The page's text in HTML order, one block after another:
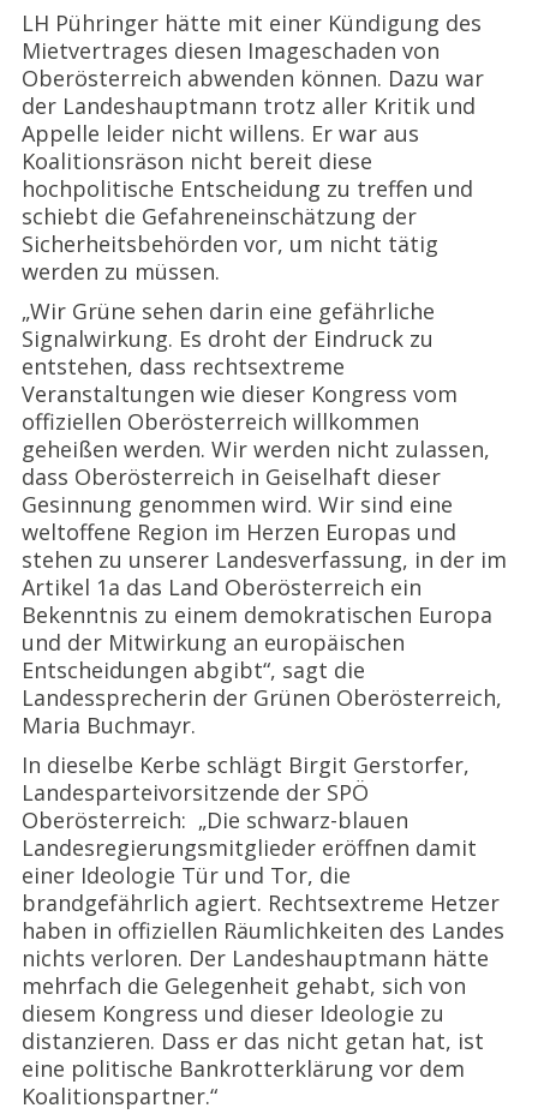
LH Pühringer hätte mit einer Kündigung des
Mietvertrages diesen Imageschaden von
Oberösterreich abwenden können. Dazu war
der Landeshauptmann trotz aller Kritik und
Appelle leider nicht willens. Er war aus
Koalitionsräson nicht bereit diese
hochpolitische Entscheidung zu treffen und
schiebt die Gefahreneinschätzung der
Sicherheitsbehörden vor, um nicht tätig
werden zu müssen.
„Wir Grüne sehen darin eine gefährliche
Signalwirkung. Es droht der Eindruck zu
entstehen, dass rechtsextreme
Veranstaltungen wie dieser Kongress vom
offiziellen Oberösterreich willkommen
geheißen werden. Wir werden nicht zulassen,
dass Oberösterreich in Geiselhaft dieser
Gesinnung genommen wird. Wir sind eine
weltoffene Region im Herzen Europas und
stehen zu unserer Landesverfassung, in der im
Artikel 1a das Land Oberösterreich ein
Bekenntnis zu einem demokratischen Europa
und der Mitwirkung an europäischen
Entscheidungen abgibt“, sagt die
Landessprecherin der Grünen Oberösterreich,
Maria Buchmayr.
In dieselbe Kerbe schlägt Birgit Gerstorfer,
Landesparteivorsitzende der SPÖ
Oberösterreich: „Die schwarz-blauen
Landesregierungsmitglieder eröffnen damit
einer Ideologie Tür und Tor, die
brandgefährlich agiert. Rechtsextreme Hetzer
haben in offiziellen Räumlichkeiten des Landes
nichts verloren. Der Landeshauptmann hätte
mehrfach die Gelegenheit gehabt, sich von
diesem Kongress und dieser Ideologie zu
distanzieren. Dass er das nicht getan hat, ist
eine politische Bankrotterklärung vor dem
Koalitionspartner.“